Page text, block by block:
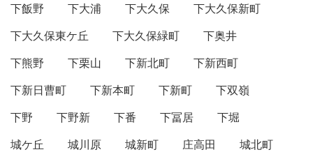
下飯野
下大浦 下大久保
下大久保新町
下大久保東ケ丘
下大久保緑町
下奥井
下熊野
下栗山 下新北町
下新西町
下新日曹町
下新本町 下新町
下双嶺
下野
下野新 下番 下冨居
下堀
城ケ丘
城川原 城新町 庄高田
城北町